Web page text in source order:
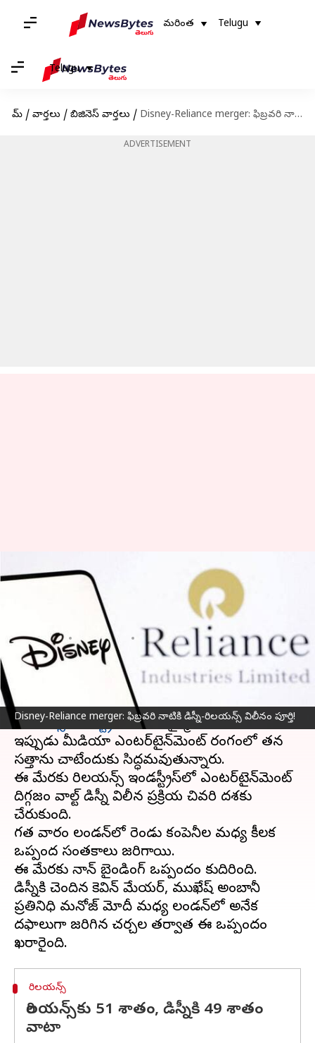
మరింత Telugu
Telugu
హోమ్ / వార్తలు / బిజినెస్ వార్తలు / Disney-Reliance merger: ఫిబ్రవరి నాటికి డిస్నీ-రిలయన్స్ విలీనం పూర్తి!
ADVERTISEMENT
Disney-Reliance merger: ఫిబ్రవరి నాటికి డిస్నీ-రిలయన్స్ విలీనం పూర్తి!
Disney-Reliance merger: ఫిబ్రవరి
నాటికి డిస్నీ-రిలయన్స్ విలీనం
వ్రాసిన వారు Stalin Dec 25, 2023 06:10 pm
టెలికాం రంగంలో తన ఆధిపత్యాన్ని చలాయిస్తున్న
రిలయన్స్ ఇండస్ట్రీస్ లిమిటెడ్చైర్మన్ ముఖేష్ అంబానీ..
ఇప్పుడు మీడియా ఎంటర్‌టైన్‌మెంట్ రంగంలో తన
సత్తాను చాటేందుకు సిద్ధమవుతున్నారు.
ఈ మేరకు రిలయన్స్ ఇండస్ట్రీస్‌లో ఎంటర్‌టైన్‌మెంట్
దిగ్గజం వాల్ట్ డిస్నీ విలీన ప్రక్రియ చివరి దశకు
చేరుకుంది.
గత వారం లండన్‌లో రెండు కంపెనీల మధ్య కీలక
ఒప్పంద సంతకాలు జరిగాయి.
ఈ మేరకు నాన్ బైండింగ్ ఒప్పందం కుదిరింది.
డిస్నీకి చెందిన కెవిన్ మేయర్, ముఖేష్ అంబానీ
ప్రతినిధి మనోజ్ మోదీ మధ్య లండన్‌లో అనేక
దఫాలుగా జరిగిన చర్చల తర్వాత ఈ ఒప్పందం
రిలయన్స్
రిలయన్స్‌కు 51 శాతం, డిస్నీకి 49 శాతం
వాటా